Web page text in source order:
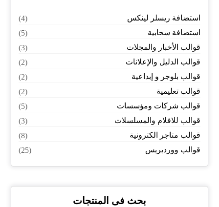
استضافة ريسلر لينكس
(4)
استضافة سحابية
(5)
قوالب الأخبار والمجلات
(3)
قوالب الدليل والإعلانات
(2)
قوالب بلوجر و إبداعية
(2)
قوالب تعليمية
(2)
قوالب شركات ومؤسسات
(5)
قوالب للافلام والمسلسلات
(3)
قوالب متاجر الكترونية
(8)
قوالب ووردبريس
(25)
بحث فى المنتجات